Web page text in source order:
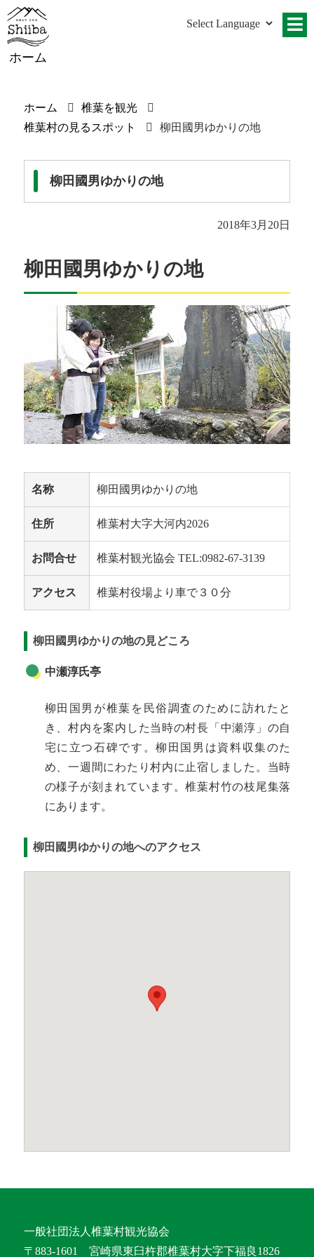
ホーム
ホーム
椎葉を観光
椎葉村の見るスポット
柳田國男ゆかりの地
柳田國男ゆかりの地
2018年3月20日
柳田國男ゆかりの地
名称 柳田國男ゆかりの地
住所 椎葉村大字大河内2026
お問合せ 椎葉村観光協会 TEL:0982-67-3139
アクセス 椎葉村役場より車で３０分
柳田國男ゆかりの地の見どころ
中瀬淳氏亭
柳田国男が椎葉を民俗調査のために訪れたと
き、村内を案内した当時の村長「中瀬淳」の自
宅に立つ石碑です。柳田国男は資料収集のた
め、一週間にわたり村内に止宿しました。当時
の様子が刻まれています。椎葉村竹の枝尾集落
にあります。
柳田國男ゆかりの地へのアクセス
一般社団法人椎葉村観光協会
〒883-1601 宮崎県東臼杵郡椎葉村大字下福良1826